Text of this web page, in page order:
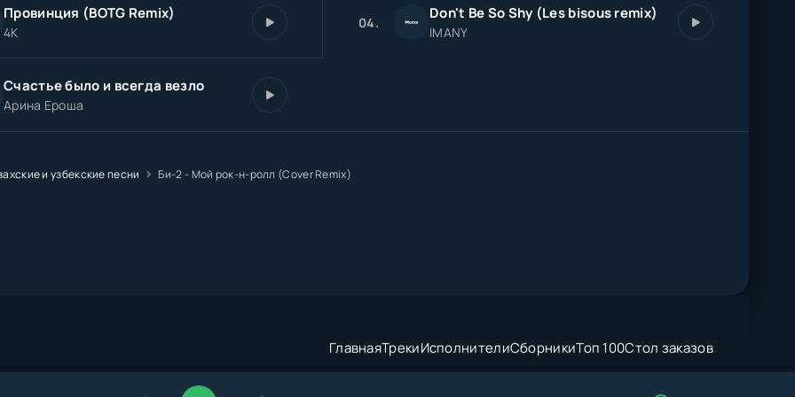
Провинция (BOTG Remix)
4К
04. Don't Be So Shy (Les bisous remix)
IMANY
Счастье было и всегда везло
Арина Ероша
и узбекские песни Би-2 - Мой рок-н-ролл (Cover Remix)
ГлавнаяТрекиИсполнителиСборникиТоп 100Стол заказов